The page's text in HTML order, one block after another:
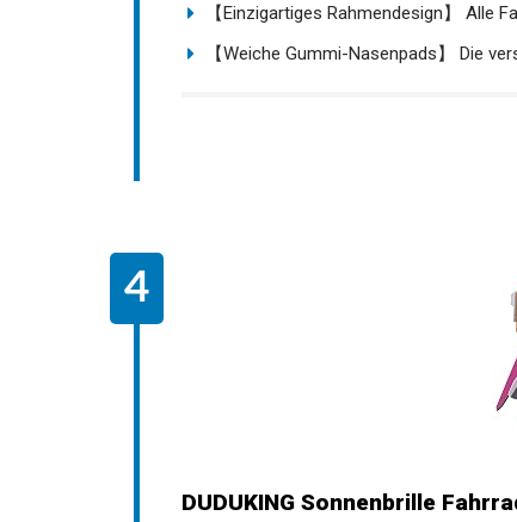
【Einzigartiges Rahmendesign】 Alle
【Weiche Gummi-Nasenpads】 Die
DUDUKING Sonnenbrille